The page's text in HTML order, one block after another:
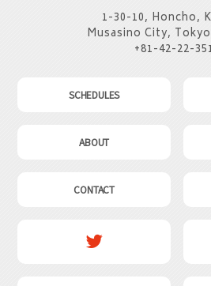
1-30-10, Honcho,
Musasino City,
+81-42-22-
SCHEDULES
ABOUT
CONTACT